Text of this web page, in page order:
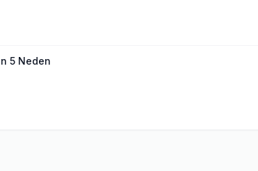
5 Neden